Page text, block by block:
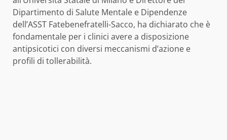
Dipartimento di Salute Mentale e Dipendenze
dell’ASST Fatebenefratelli-Sacco, ha dichiarato che è
fondamentale per i clinici avere a disposizione
antipsicotici con diversi meccanismi d’azione e
profili di tollerabilità.